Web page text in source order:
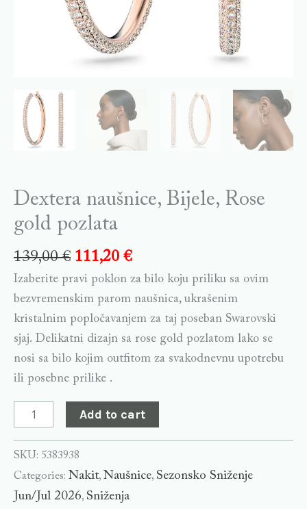
Dextera naušnice, Bijele, Rose
gold pozlata
139,00€ 111,20 €
Izaberite pravi poklon za bilo koju priliku sa ovim
bezvremenskim parom naušnica, ukrašenim
kristalnim popločavanjem za taj poseban Swarovski
sjaj. Delikatni dizajn sa rose gold pozlatom lako se
nosi sa bilo kojim outfitom za svakodnevnu upotrebu
ili posebne prilike .
Add to cart
SKU: 5383938
Categories: Nakit, Naušnice, Sezonsko Sniženje
Jun/Jul 2026, Sniženja